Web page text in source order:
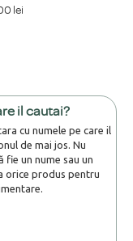
lei
il cautai?
cu numele pe care il
de mai jos. Nu
fie un nume sau un
orice produs pentru